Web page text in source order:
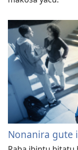
Nonanira gute